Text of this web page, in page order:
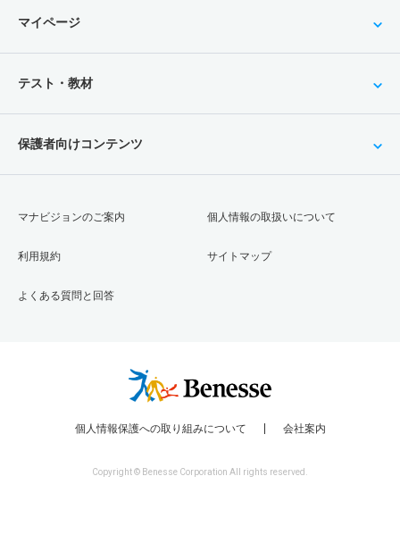
マイページ
テスト・教材
保護者向けコンテンツ
マナビジョンのご案内
利用規約
よくある質問と回答
個人情報の取扱いについて
サイトマップ
個人情報保護への取り組みについて 会社案内
Copyright © Benesse Corporation All rights reserved.